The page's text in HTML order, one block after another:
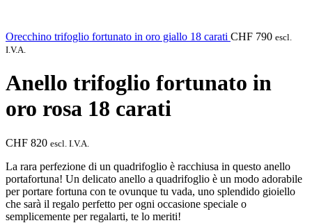
Orecchino trifoglio fortunato in oro giallo 18 carati CHF 790 escl.
I.V.A.
Anello trifoglio fortunato in
oro rosa 18 carati
CHF 820 escl. I.V.A.
La rara perfezione di un quadrifoglio è racchiusa in questo anello
portafortuna! Un delicato anello a quadrifoglio è un modo adorabile
per portare fortuna con te ovunque tu vada, uno splendido gioiello
che sarà il regalo perfetto per ogni occasione speciale o
semplicemente per regalarti, te lo meriti!